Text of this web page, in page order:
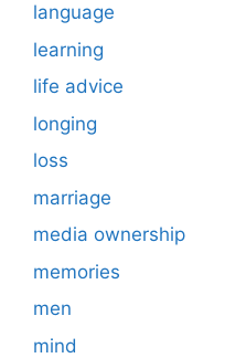
language
learning
life advice
longing
loss
marriage
media ownership
memories
men
mind